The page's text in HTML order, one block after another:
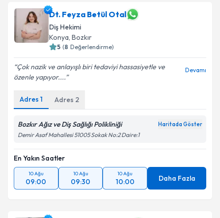
Dt. Feyza Betül Otal
Diş Hekimi
Konya, Bozkır
5 (8 Değerlendirme)
Çok nazik ve anlayışlı biri tedaviyi hassasiyetle ve
özenle yapıyor....
Devamı
Adres 1 Adres 2
Bozkır Ağız ve Diş Sağlığı Polikliniği Haritada Göster
Demir Asaf Mahallesi 51005 Sokak No:2 Daire:1
En Yakın Saatler
10 Ağu
09:00
10 Ağu
09:30
10 Ağu
10:00 Daha Fazla